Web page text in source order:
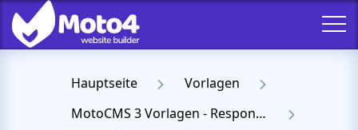
Hauptseite
Vorlagen
MotoCMS 3 Vorlagen - Responsive Templates für Website